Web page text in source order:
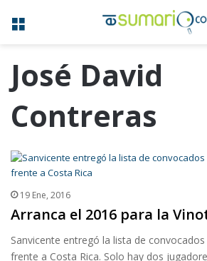
Menú
José David
Contreras
19 Ene, 2016
Arranca el 2016 para la
Sanvicente entregó la lista de
frente a Costa Rica. Solo hay dos